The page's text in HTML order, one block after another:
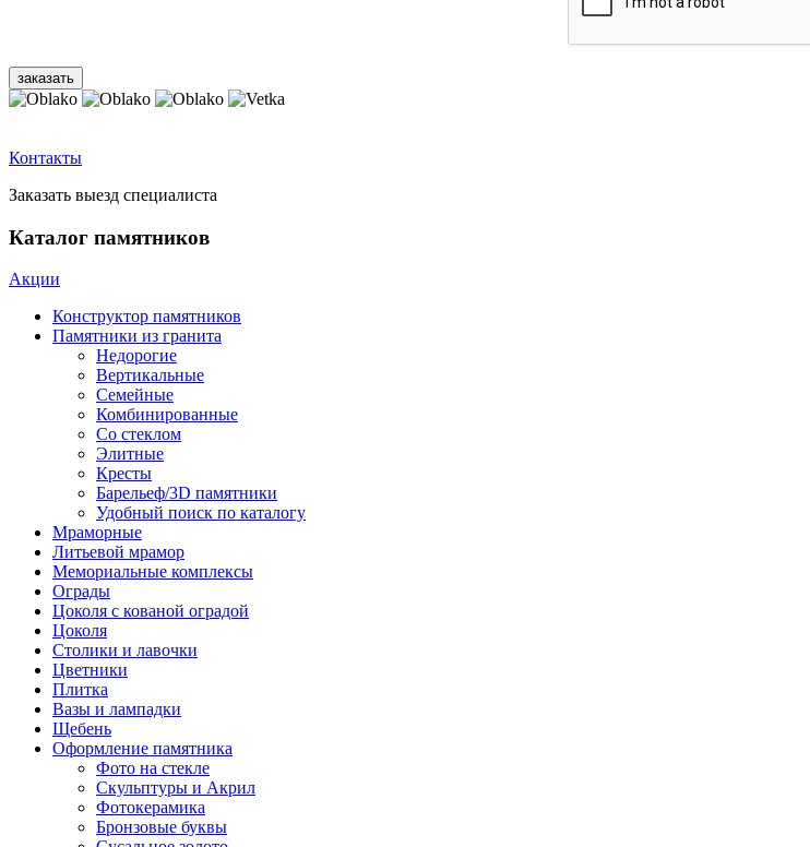
Контакты
Заказать выезд специалиста
Каталог памятников
Акции
Конструктор памятников
Памятники из гранита
Недорогие
Вертикальные
Семейные
Комбинированные
Со стеклом
Элитные
Кресты
Барельеф/3D памятники
Удобный поиск по каталогу
Мраморные
Литьевой мрамор
Мемориальные комплексы
Ограды
Цоколя с кованой оградой
Цоколя
Столики и лавочки
Цветники
Плитка
Вазы и лампадки
Щебень
Оформление памятника
Фото на стекле
Скульптуры и Акрил
Фотокерамика
Бронзовые буквы